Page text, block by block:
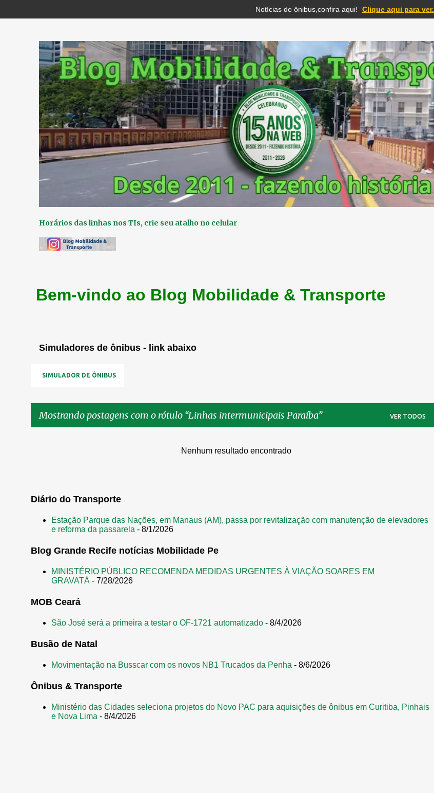
Pular para o conteúdo principal
Horários das linhas nos TIs, crie seu atalho no celular
Notícias de ônibus,confira aqui! Clique aqui para ver.
Bem-vindo ao Blog Mobilidade & Transporte
Simuladores de ônibus - link abaixo
SIMULADOR DE ÔNIBUS
Mostrando postagens com o rótulo Linhas intermunicipais Paraíba VER TODOS
t
n
Nenhum resultado encontrado
Diário do Transporte
Estação Parque das Nações, em Manaus (AM), passa por revitalização com manutenção de elevadores
e reforma da passarela - 8/1/2026
Blog Grande Recife notícias Mobilidade Pe
MINISTÉRIO PÚBLICO RECOMENDA MEDIDAS URGENTES À VIAÇÃO SOARES EM
GRAVATÁ - 7/28/2026
MOB Ceará
São José será a primeira a testar o OF-1721 automatizado - 8/4/2026
Busão de Natal
Movimentação na Busscar com os novos NB1 Trucados da Penha - 8/6/2026
Ônibus & Transporte
Ministério das Cidades seleciona projetos do Novo PAC para aquisições de ônibus em Curitiba, Pinhais
e Nova Lima - 8/4/2026